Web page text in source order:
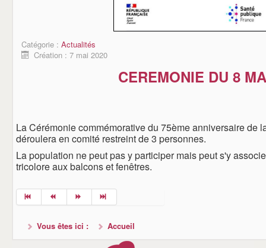
Catégorie : Actualités
Création : 7 mai 2020
CEREMONIE DU 8
La Cérémonie commémorative du 75ème anniversaire de
déroulera en comité restreint de 3 personnes.
La population ne peut pas y participer mais peut s'y
tricolore aux balcons et fenêtres.
Vous êtes ici : Accueil